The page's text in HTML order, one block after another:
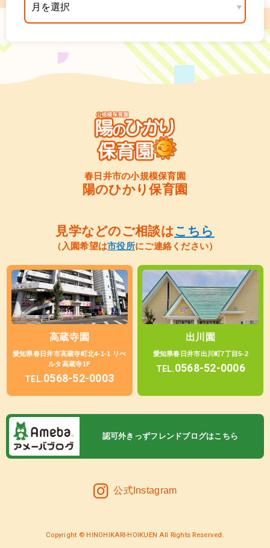
春日井市の小規模保育園
陽のひかり保育園
見学などのご相談はこちら
（入園希望は市役所にご連絡ください）
高蔵寺園
愛知県春日井市高蔵寺町北4-1-1 リべ
ルタ高蔵寺1F
TEL.0568-52-0003
出川園
愛知県春日井市出川町7丁目5-2
TEL.0568-52-0006
認可外きっずフレンドブログはこちら
公式Instagram
Copyright © HINOHIKARI-HOIKUEN All Rights Reserved.